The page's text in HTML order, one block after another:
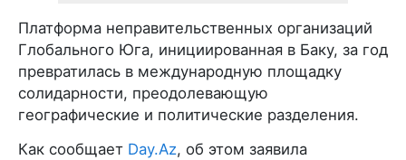
Платформа неправительственных организаций
Глобального Юга, инициированная в Баку, за год
превратилась в международную площадку
солидарности, преодолевающую
географические и политические разделения.
Как сообщает Day.Az, об этом заявила